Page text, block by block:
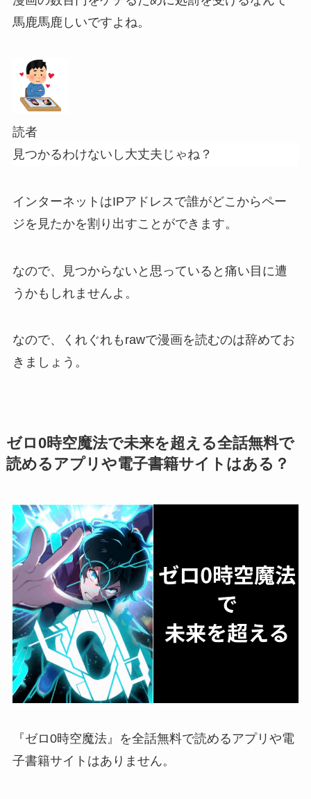
馬鹿馬鹿しいですよね。
読者
見つかるわけないし大丈夫じゃね？
インターネットはIPアドレスで誰がどこからペー
ジを見たかを割り出すことができます。
なので、見つからないと思っていると痛い目に遭
うかもしれませんよ。
なので、くれぐれもrawで漫画を読むのは辞めてお
きましょう。
ゼロ0時空魔法で未来を超える全話無料で
読めるアプリや電子書籍サイトはある？
『ゼロ0時空魔法』を全話無料で読めるアプリや電
子書籍サイトはありません。